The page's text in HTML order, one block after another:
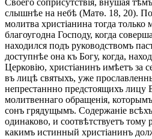
слышнѣе на небѣ (Матѳ. 18, 20).
молитва христіанина тогда
благоугодна Господу, когда
находился подъ руководствомъ
доступнѣе она къ Богу, когда,
Церковію, христіанинъ имѣетъ за
въ лицѣ святыхъ, уже
непрестаннно предстоящихъ лицу
молитвеннаго обращенія,
сонъ грядущымъ. Содержаніе
одинаково, и соотвѣтствуетъ тому
какимъ истинный христіанинъ